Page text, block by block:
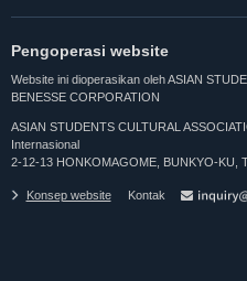
Pengoperasi website
Website ini dioperasikan oleh ASIAN
BENESSE CORPORATION
ASIAN STUDENTS CULTURAL
Internasional
2-12-13 HONKOMAGOME, BUNKYO-KU,
Konsep website Kontak